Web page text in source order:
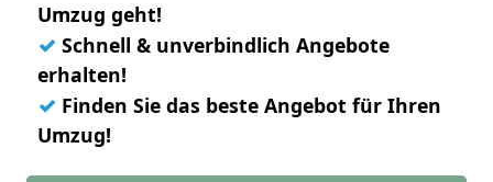
Umzug geht!
✓ Schnell & unverbindlich Angebote
erhalten!
✓ Finden Sie das beste Angebot für Ihren
Umzug!